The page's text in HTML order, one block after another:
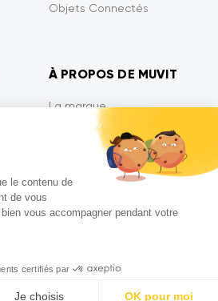
le contenu de
de vous
vous accompagner pendant votre
certifiés par
Je choisis OK pour moi
Objets Connectés
À PROPOS DE MUVIT
La marque
Confidentialité
Contactez-nous
légales